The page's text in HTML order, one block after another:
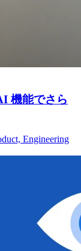
機能でさら
Engineering